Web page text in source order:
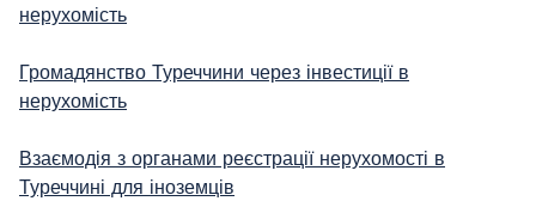
нерухомість
Громадянство Туреччини через інвестиції в
нерухомість
Взаємодія з органами реєстрації нерухомості в
Туреччині для іноземців